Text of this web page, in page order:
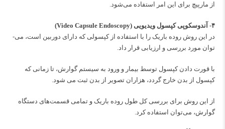
از مارپیچ برای این امر استفاده می‌­شود.
۴- آندوسکوپی کپسول ویدیویی (Video Capsule Endoscopy)
در این روش روده باریک را با استفاده از کپسولی که دارای دوربین است، می‌­
توان مورد بررسی و ارزیابی قرار داد.
با قورت دادن کپسول توسط بیمار و ورود به سیستم گوارش، تا زمانی که
کپسول از بدن خارج گردد، هزاران تصویر از بدن ثبت می شود.
از این روش برای بررسی کل طول روده باریک و تمامی قسمت­‌های دستگاه
گوارش، می­‌توان استفاده کرد.